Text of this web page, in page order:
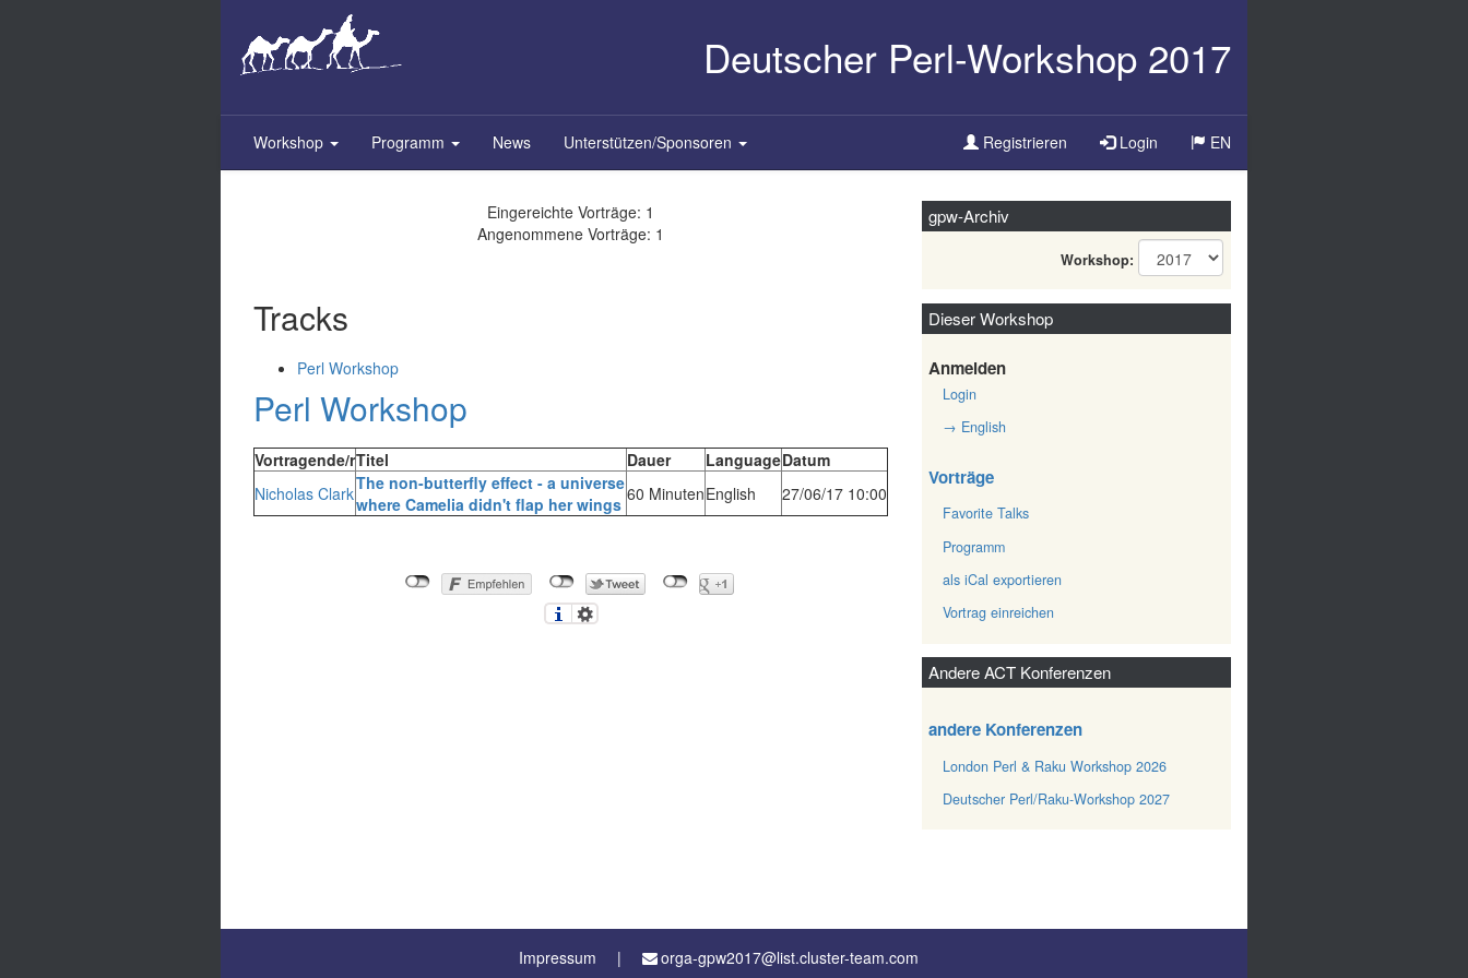
main
content
Deutscher Perl-Workshop 2017
Workshop Programm News Unterstützen/Sponsoren Registrieren Login EN
Eingereichte Vorträge: 1
Angenommene Vorträge: 1
Tracks
Perl Workshop
Perl Workshop
Vortragende/rTitel Dauer LanguageDatum
Nicholas Clark‎The non-butterfly effect - a universe
where Camelia didn't flap her wings‎ 60 MinutenEnglish 27/06/17 10:00
gpw-Archiv
Workshop:
Dieser Workshop
Anmelden
Login
→ English
Vorträge
Favorite Talks
Programm
als iCal exportieren
Vortrag einreichen
Andere ACT Konferenzen
andere Konferenzen
London Perl & Raku Workshop 2026
Deutscher Perl/Raku-Workshop 2027
Impressum orga-gpw2017@list.cluster-team.com